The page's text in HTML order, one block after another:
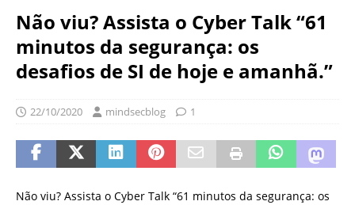
Não viu? Assista o Cyber Talk “61
minutos da segurança: os
desafios de SI de hoje e amanhã.”
22/10/2020 mindsecblog 1
Não viu? Assista o Cyber Talk “61 minutos da segurança: os